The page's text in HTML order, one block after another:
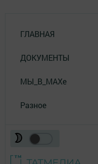
ГЛАВНАЯ
ДОКУМЕНТЫ
МЫ_В_MAXе
Разное